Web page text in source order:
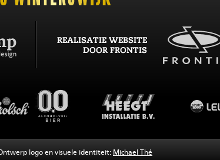
logo en visuele identiteit: Michael Thé